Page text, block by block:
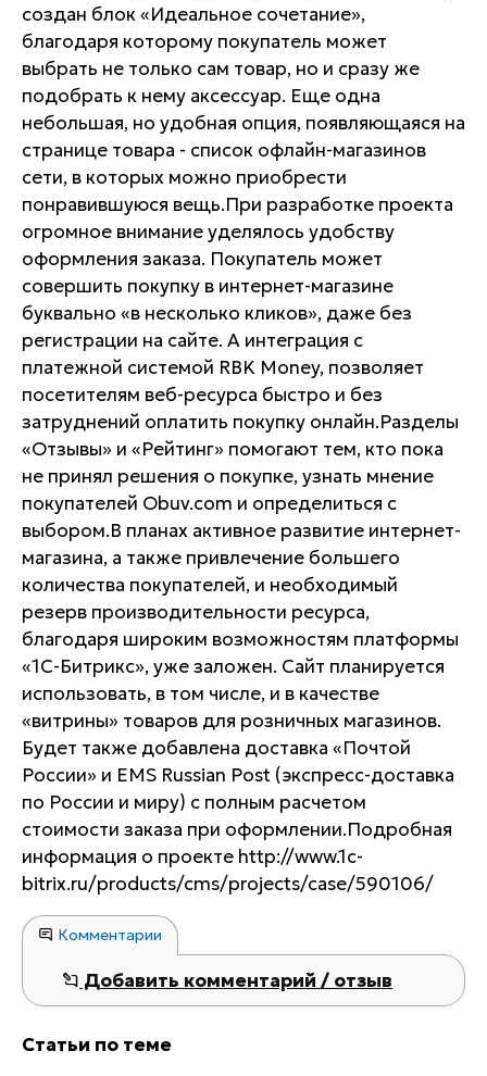
создан блок «Идеальное сочетание»,
благодаря которому покупатель может
выбрать не только сам товар, но и сразу же
подобрать к нему аксессуар. Еще одна
небольшая, но удобная опция, появляющаяся на
странице товара - список офлайн-магазинов
сети, в которых можно приобрести
понравившуюся вещь.При разработке проекта
огромное внимание уделялось удобству
оформления заказа. Покупатель может
совершить покупку в интернет-магазине
буквально «в несколько кликов», даже без
регистрации на сайте. А интеграция с
платежной системой RBK Money, позволяет
посетителям веб-ресурса быстро и без
затруднений оплатить покупку онлайн.Разделы
«Отзывы» и «Рейтинг» помогают тем, кто пока
не принял решения о покупке, узнать мнение
покупателей Obuv.com и определиться с
выбором.В планах активное развитие интернет-
магазина, а также привлечение большего
количества покупателей, и необходимый
резерв производительности ресурса,
благодаря широким возможностям платформы
«1С-Битрикс», уже заложен. Сайт планируется
использовать, в том числе, и в качестве
«витрины» товаров для розничных магазинов.
Будет также добавлена доставка «Почтой
России» и EMS Russian Post (экспресс-доставка
по России и миру) с полным расчетом
стоимости заказа при оформлении.Подробная
информация о проекте http://www.1c-
bitrix.ru/products/cms/projects/case/590106/
Комментарии
Добавить комментарий / отзыв
Статьи по теме